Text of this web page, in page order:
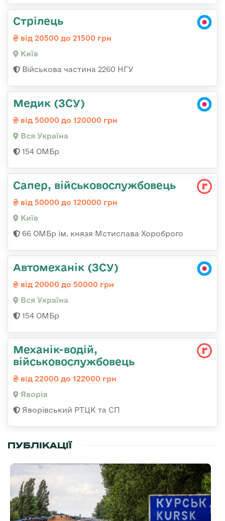
Стрілець
від 20500 до 21500 грн
Київ
Військова частина 2260 НГУ
Медик (ЗСУ)
від 50000 до 120000 грн
Вся Україна
154 ОМБр
Сапер, військовослужбовець
від 50000 до 120000 грн
Київ
66 ОМБр ім. князя Мстислава Хороброго
Автомеханік (ЗСУ)
від 20000 до 50000 грн
Вся Україна
154 ОМБр
Механік-водій,
військовослужбовець
від 22000 до 122000 грн
Яворів
Яворівський РТЦК та СП
ПУБЛІКАЦІЇ